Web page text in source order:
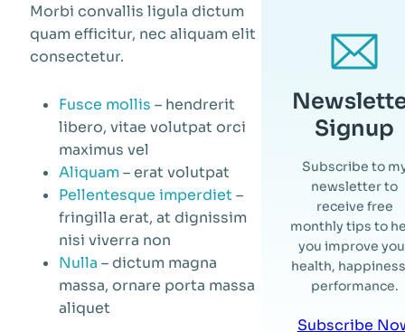
Morbi convallis ligula dictum
quam efficitur, nec aliquam elit
consectetur.
Fusce mollis – hendrerit
libero, vitae volutpat orci
maximus vel
Aliquam– erat volutpat
Pellentesque imperdiet–
fringilla erat, at dignissim
nisi viverra non
Nulla – dictum magna
massa, ornare porta massa
aliquet
Signup
Subscribe to
newsletter to
receive free
monthly tips to
you improve
health,
performance.
Subscribe